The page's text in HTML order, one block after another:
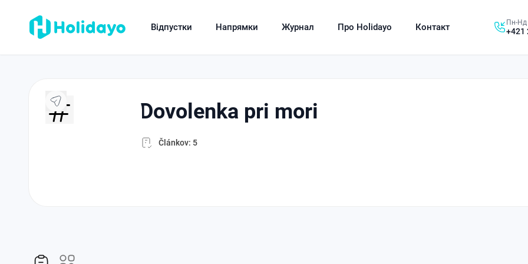
Відпустки Напрямки Журнал Про Holidayo Контакт Пн-Нд
+421
dovolenka pri mori
Článkov: 5